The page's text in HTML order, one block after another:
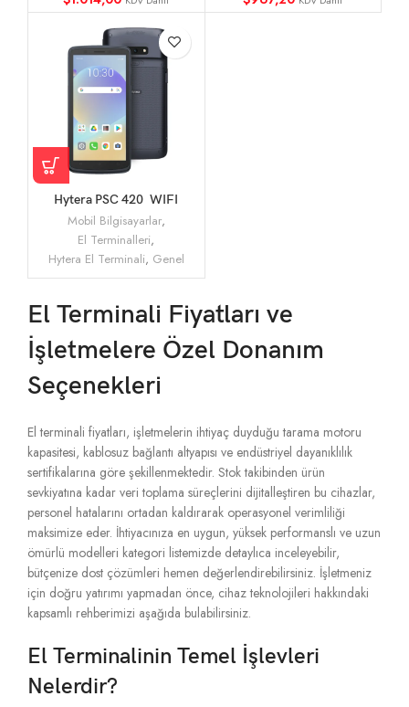
Hytera PSC 420 WIFI
Tarayıcı 2D El Terminali
Mobil Bilgisayarlar,
El Terminalleri,
Hytera El Terminali, Genel
El Terminali Fiyatları ve
İşletmelere Özel Donanım
Seçenekleri
El terminali fiyatları, işletmelerin ihtiyaç duyduğu tarama motoru
kapasitesi, kablosuz bağlantı altyapısı ve endüstriyel dayanıklılık
sertifikalarına göre şekillenmektedir. Stok takibinden ürün
sevkiyatına kadar veri toplama süreçlerini dijitalleştiren bu cihazlar,
personel hatalarını ortadan kaldırarak operasyonel verimliliği
maksimize eder. İhtiyacınıza en uygun, yüksek performanslı ve uzun
ömürlü modelleri kategori listemizde detaylıca inceleyebilir,
bütçenize dost çözümleri hemen değerlendirebilirsiniz. İşletmeniz
için doğru yatırımı yapmadan önce, cihaz teknolojileri hakkındaki
kapsamlı rehberimizi aşağıda bulabilirsiniz.
El Terminalinin Temel İşlevleri
Nelerdir?